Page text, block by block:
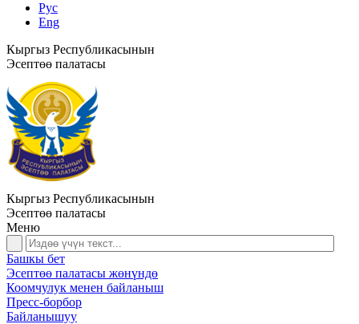
Рус
Eng
Кыргыз Республикасынын
Эсептөө палатасы
Кыргыз Республикасынын
Эсептөө палатасы
Меню
Башкы бет
Эсептөө палатасы жөнүндө
Коомчулук менен байланыш
Пресс-борбор
Байланышуу